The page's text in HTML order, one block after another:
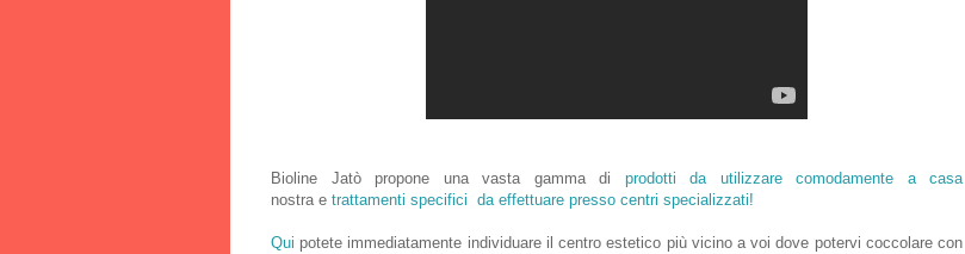
Bioline Jatò propone una vasta gamma di prodotti da utilizzare comodamente a casa
nostra e trattamenti specifici da effettuare presso centri specializzati!
Qui potete immediatamente individuare il centro estetico più vicino a voi dove potervi coccolare con